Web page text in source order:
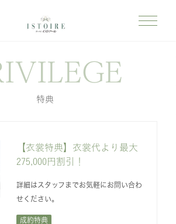
特典
【衣裳特典】衣裳代より最大
275,000円割引！
詳細はスタッフまでお気軽にお問い合わ
せください。
成約特典